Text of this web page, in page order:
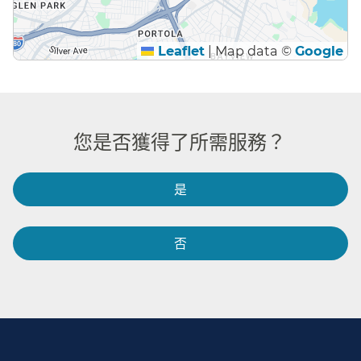
Leaflet |Map data © Google
您是否獲得了所需服務？​​
是​​
否​​